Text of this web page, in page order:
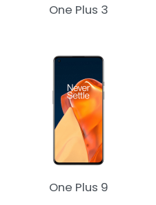
One Plus 3
One Plus 9